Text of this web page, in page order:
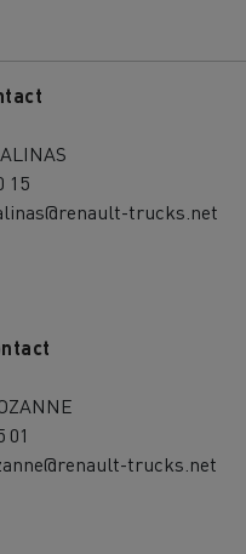
15
trucks.net
01
trucks.net